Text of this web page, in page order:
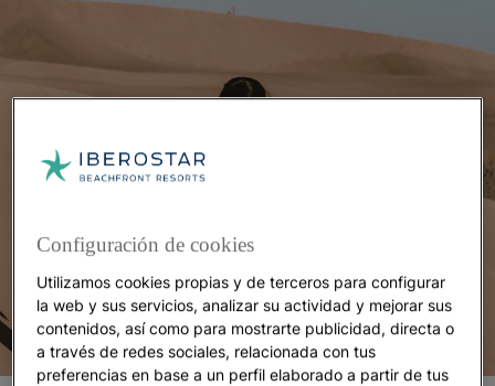
Configuración de cookies
Utilizamos cookies propias y de terceros para configurar
la web y sus servicios, analizar su actividad y mejorar sus
contenidos, así como para mostrarte publicidad, directa o
a través de redes sociales, relacionada con tus
preferencias en base a un perfil elaborado a partir de tus